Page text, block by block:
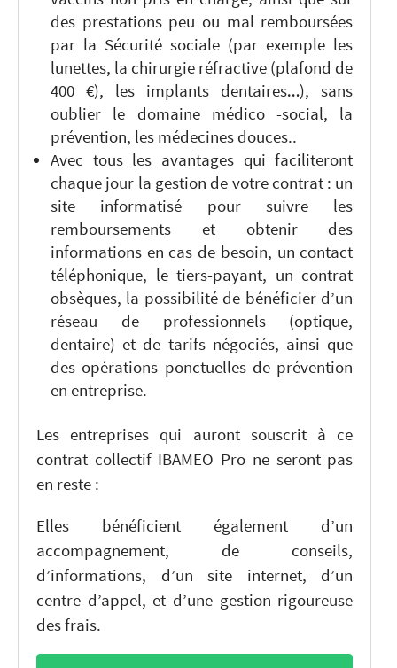
des prestations peu ou mal remboursées
par la Sécurité sociale (par exemple les
lunettes, la chirurgie réfractive (plafond de
400 €), les implants dentaires…), sans
oublier le domaine médico -social, la
prévention, les médecines douces..
Avec tous les avantages qui faciliteront
chaque jour la gestion de votre contrat : un
site informatisé pour suivre les
remboursements et obtenir des
informations en cas de besoin, un contact
téléphonique, le tiers-payant, un contrat
obsèques, la possibilité de bénéficier d’un
réseau de professionnels (optique,
dentaire) et de tarifs négociés, ainsi que
des opérations ponctuelles de prévention
en entreprise.
Les entreprises qui auront souscrit à ce
contrat collectif IBAMEO Pro ne seront pas
en reste :
Elles bénéficient également d’un
accompagnement, de conseils,
d’informations, d’un site internet, d’un
centre d’appel, et d’une gestion rigoureuse
des frais.